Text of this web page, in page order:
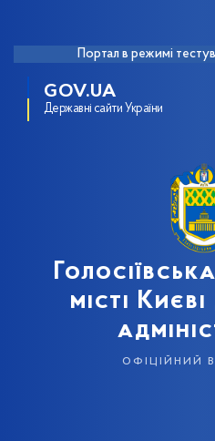
Портал в режимі
GOV.UA
Державні сайти України
місті
офіційний